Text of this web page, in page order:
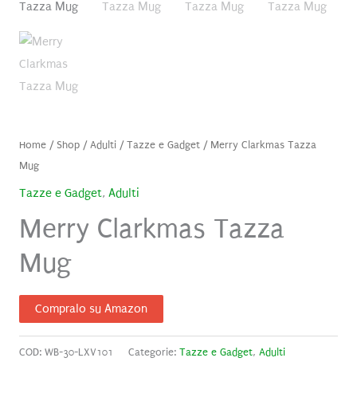
Home/ Shop/Adulti/Tazze e Gadget/ Merry Clarkmas Tazza
Mug
Tazze e Gadget, Adulti
Merry Clarkmas Tazza
Mug
Compralo su Amazon
COD: WB-30-LXV101 Categorie: Tazze e Gadget, Adulti